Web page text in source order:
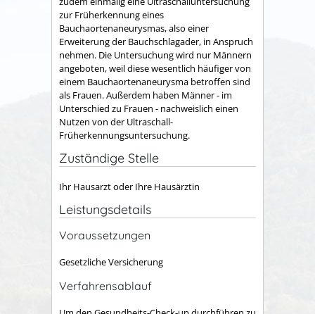
zur Früherkennung eines
Bauchaortenaneurysmas, also einer
Erweiterung der Bauchschlagader, in Anspruch
nehmen. Die Untersuchung wird nur Männern
angeboten, weil diese wesentlich häufiger von
einem Bauchaortenaneurysma betroffen sind
als Frauen. Außerdem haben Männer - im
Unterschied zu Frauen - nachweislich einen
Nutzen von der Ultraschall-
Früherkennungsuntersuchung.
Zuständige Stelle
Ihr Hausarzt oder Ihre Hausärztin
Leistungsdetails
Voraussetzungen
Gesetzliche Versicherung
Verfahrensablauf